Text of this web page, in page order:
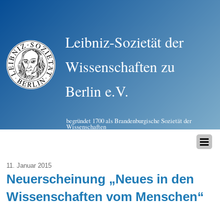
Leibniz-Sozietät der
Wissenschaften zu
Berlin e.V.
begründet 1700 als Brandenburgische Sozietät der
Wissenschaften
11. Januar 2015
Neuerscheinung „Neues in den
Wissenschaften vom Menschen“